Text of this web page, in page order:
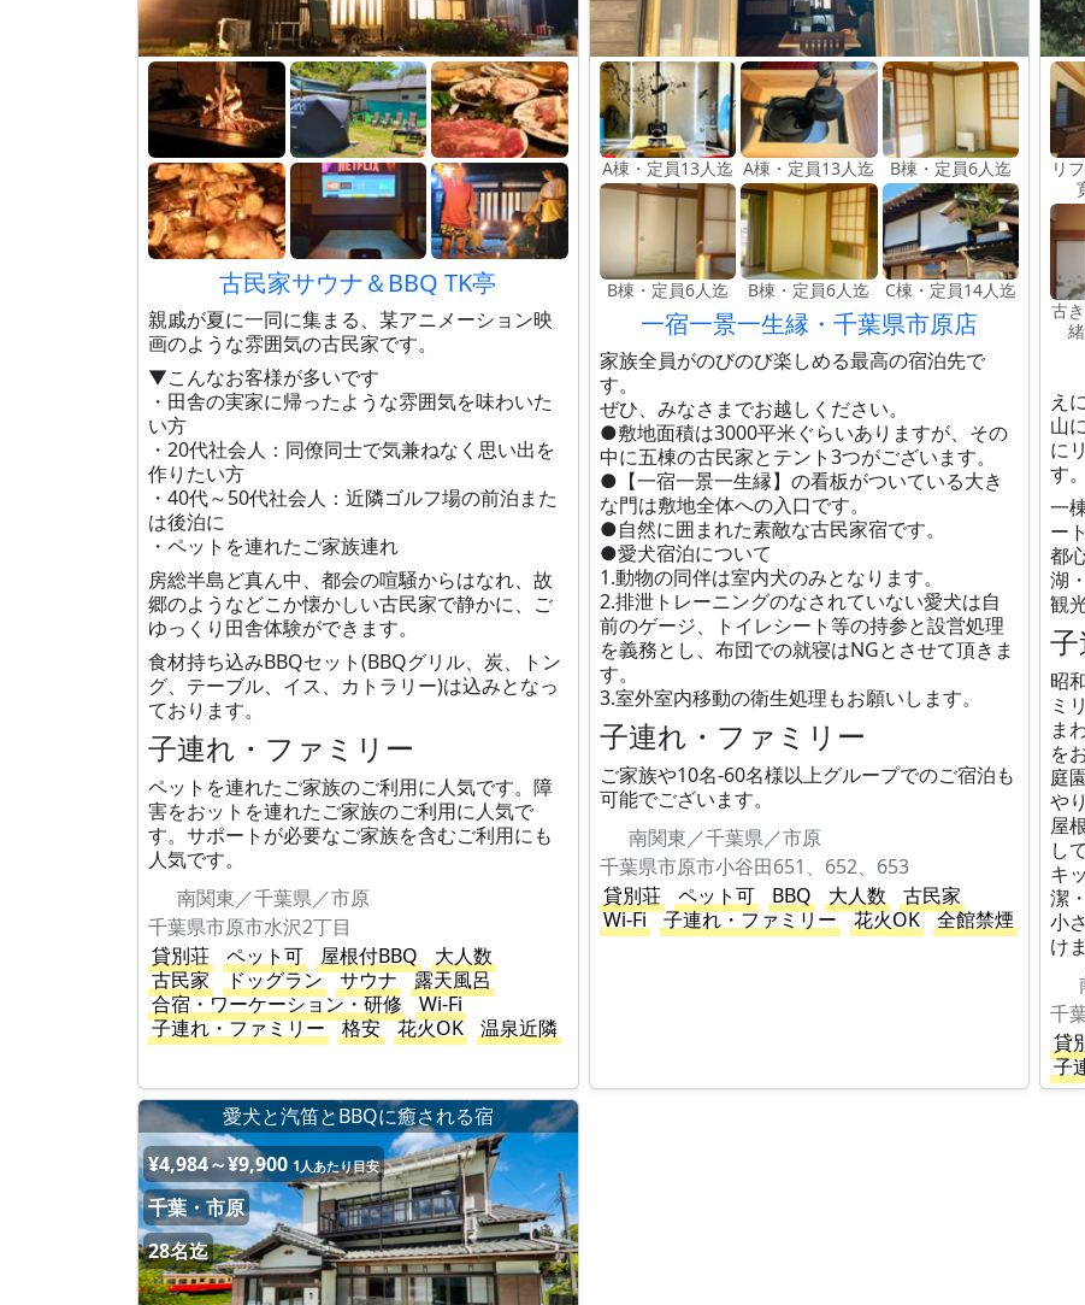
古民家サウナ＆BBQ TK亭
親戚が夏に一同に集まる、某アニメーション映
画のような雰囲気の古民家です。
▼こんなお客様が多いです
・田舎の実家に帰ったような雰囲気を味わいた
い方
・20代社会人：同僚同士で気兼ねなく思い出を
作りたい方
・40代～50代社会人：近隣ゴルフ場の前泊また
は後泊に
・ペットを連れたご家族連れ
房総半島ど真ん中、都会の喧騒からはなれ、故
郷のようなどこか懐かしい古民家で静かに、ご
ゆっくり田舎体験ができます。
食材持ち込みBBQセット(BBQグリル、炭、トン
グ、テーブル、イス、カトラリー)は込みとなっ
ております。
子連れ・ファミリー
ペットを連れたご家族のご利用に人気です。障
害をおットを連れたご家族のご利用に人気で
す。サポートが必要なご家族を含むご利用にも
人気です。
南関東／千葉県／市原
千葉県市原市水沢2丁目
貸別荘
ペット可 屋根付BBQ
大人数
古民家
ドッグラン サウナ
露天風呂
合宿・ワーケーション・研修
Wi-Fi
子連れ・ファミリー
格安 花火OK 温泉近隣
A棟・定員13人迄 A棟・定員13人迄 B棟・定員6人迄
B棟・定員6人迄 B棟・定員6人迄 C棟・定員14人迄
一宿一景一生縁・千葉県市原店
家族全員がのびのび楽しめる最高の宿泊先で
す。
ぜひ、みなさまでお越しください。
●敷地面積は3000平米ぐらいありますが、その
中に五棟の古民家とテント3つがございます。
●【一宿一景一生縁】の看板がついている大き
な門は敷地全体への入口です。
●自然に囲まれた素敵な古民家宿です。
●愛犬宿泊について
1.動物の同伴は室内犬のみとなります。
2.排泄トレーニングのなされていない愛犬は自
前のゲージ、トイレシート等の持参と設営処理
を義務とし、布団での就寝はNGとさせて頂きま
す。
3.室外室内移動の衛生処理もお願いします。
子連れ・ファミリー
ご家族や10名-60名様以上グループでのご宿泊も
可能でございます。
南関東／千葉県／市原
千葉県市原市小谷田651、652、653
貸別荘
ペット可 BBQ 大人数
古民家
Wi-Fi
子連れ・ファミリー 花火OK 全館禁煙
リ
古
え
山
に
す。
一
ー
都
湖
観
昭
ミ
ま
を
庭
や
屋
し
キ
潔
小
け
千
貸
子
愛犬と汽笛とBBQに癒される宿
¥4,984～¥9,900 1人あたり目安
千葉・市原
28名迄